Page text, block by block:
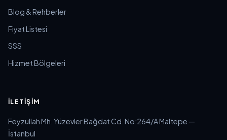
Blog & Rehberler
Fiyat Listesi
SSS
Hizmet Bölgeleri
İLETIŞIM
Feyzullah Mh. Yüzevler Bağdat Cd. No:264/A Maltepe —
İstanbul